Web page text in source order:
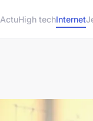
ActuHigh techInternet